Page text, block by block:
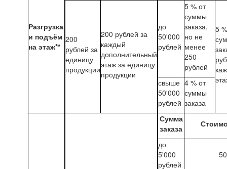
Разгрузка
и подъём
на этаж**
200
рублей за
единицу
продукции
200 рублей за
каждый
дополнительный
этаж за единицу
продукции
до
50'000
рублей
5 % от
суммы
заказа,
но не
менее
250
рублей
5
свыше
50'000
рублей
4 % от
суммы
заказа
Сумма
заказа
до
5'000
рублей